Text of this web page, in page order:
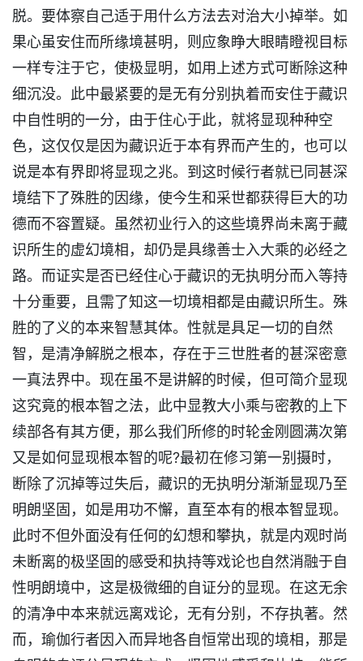
脱。要体察自己适于用什么方法去对治大小掉举。如
果心虽安住而所缘境甚明，则应象睁大眼睛瞪视目标
一样专注于它，使极显明，如用上述方式可断除这种
细沉没。此中最紧要的是无有分别执着而安住于藏识
中自性明的一分，由于住心于此，就将显现种种空
色，这仅仅是因为藏识近于本有界而产生的，也可以
说是本有界即将显现之兆。到这时候行者就已同甚深
境结下了殊胜的因缘，使今生和采世都获得巨大的功
德而不容置疑。虽然初业行入的这些境界尚未离于藏
识所生的虚幻境相，却仍是具缘善士入大乘的必经之
路。而证实是否已经住心于藏识的无执明分而入等持
十分重要，且需了知这一切境相都是由藏识所生。殊
胜的了义的本来智慧其体。性就是具足一切的自然
智，是清净解脱之根本，存在于三世胜者的甚深密意
一真法界中。现在虽不是讲解的时候，但可简介显现
这究竟的根本智之法，此中显教大小乘与密教的上下
续部各有其方便，那么我们所修的时轮金刚圆满次第
又是如何显现根本智的呢?最初在修习第一别摄时，
断除了沉掉等过失后，藏识的无执明分渐渐显现乃至
明朗坚固，如是用功不懈，直至本有的根本智显现。
此时不但外面没有任何的幻想和攀执，就是内观时尚
未断离的极坚固的感受和执持等戏论也自然消融于自
性明朗境中，这是极微细的自证分的显现。在这无余
的清净中本来就远离戏论，无有分别，不存执著。然
而，瑜伽行者因入而异地各自恒常出现的境相，那是